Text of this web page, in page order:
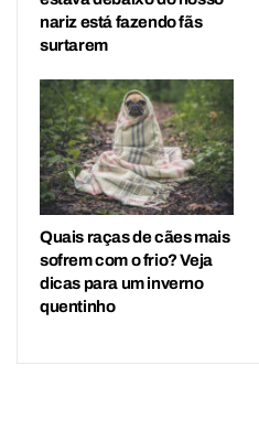
nariz está fazendo fãs
surtarem
Quais raças de cães mais
sofrem com o frio? Veja
dicas para um inverno
quentinho